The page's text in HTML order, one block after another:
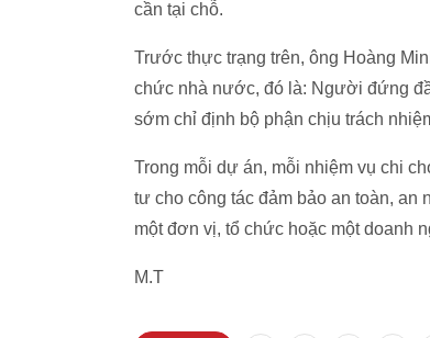
cần tại chỗ.
Trước thực trạng trên, ông Hoàng
chức nhà nước, đó là: Người đứng
sớm chỉ định bộ phận chịu trách
Trong mỗi dự án, mỗi nhiệm vụ chi
tư cho công tác đảm bảo an toàn, an
một đơn vị, tổ chức hoặc một doanh
M.T